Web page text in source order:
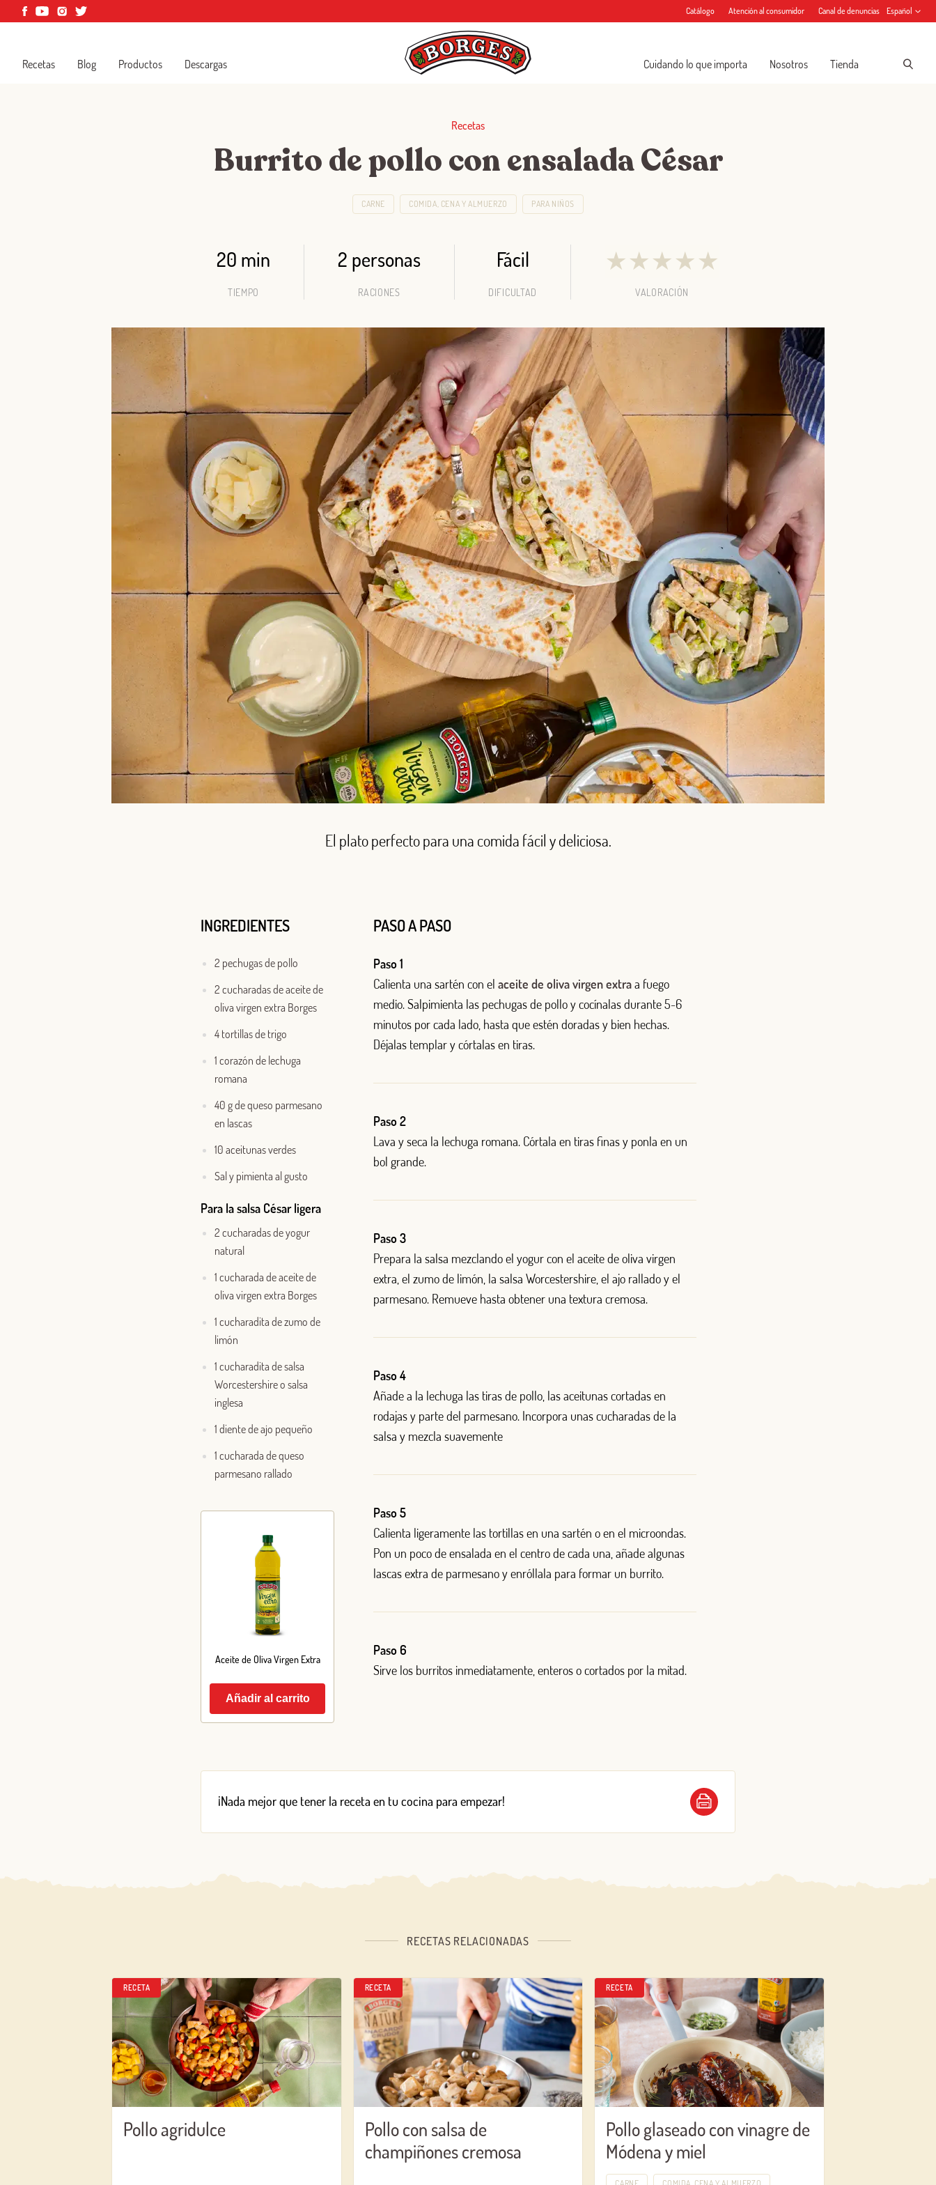
Catálogo Atención al consumidor Canal de denuncias Español
Recetas Blog Productos Descargas Cuidando lo que importa Nosotros Tienda
Recetas
Burrito de pollo con ensalada César
CARNE COMIDA, CENA Y ALMUERZO PARA NIÑOS
20 min
TIEMPO
2 personas
RACIONES
Fácil
DIFICULTAD
★★★★★
VALORACIÓN
El plato perfecto para una comida fácil y deliciosa.
INGREDIENTES
2 pechugas de pollo
2 cucharadas de aceite de
oliva virgen extra Borges
4 tortillas de trigo
1 corazón de lechuga
romana
40 g de queso parmesano
en lascas
10 aceitunas verdes
Sal y pimienta al gusto
Para la salsa César ligera
2 cucharadas de yogur
natural
1 cucharada de aceite de
oliva virgen extra Borges
1 cucharadita de zumo de
limón
1 cucharadita de salsa
Worcestershire o salsa
inglesa
1 diente de ajo pequeño
1 cucharada de queso
parmesano rallado
Aceite de Oliva Virgen Extra
Añadir al carrito
PASO A PASO
Paso 1
Calienta una sartén con el aceite de oliva virgen extraa fuego
medio. Salpimienta las pechugas de pollo y cocínalas durante 5-6
minutos por cada lado, hasta que estén doradas y bien hechas.
Déjalas templar y córtalas en tiras.
Paso 2
Lava y seca la lechuga romana. Córtala en tiras finas y ponla en un
bol grande.
Paso 3
Prepara la salsa mezclando el yogur con el aceite de oliva virgen
extra, el zumo de limón, la salsa Worcestershire, el ajo rallado y el
parmesano. Remueve hasta obtener una textura cremosa.
Paso 4
Añade a la lechuga las tiras de pollo, las aceitunas cortadas en
rodajas y parte del parmesano. Incorpora unas cucharadas de la
salsa y mezcla suavemente
Paso 5
Calienta ligeramente las tortillas en una sartén o en el microondas.
Pon un poco de ensalada en el centro de cada una, añade algunas
lascas extra de parmesano y enróllala para formar un burrito.
Paso 6
Sirve los burritos inmediatamente, enteros o cortados por la mitad.
¡Nada mejor que tener la receta en tu cocina para empezar!
RECETAS RELACIONADAS
RECETA
Pollo agridulce
RECETA
Pollo con salsa de
champiñones cremosa
RECETA
Pollo glaseado con vinagre de
Módena y miel
O CON TU DIRECCIÓN DE CORREO ELECTRÓNICO
Correo electrónico
Iniciar sesión
¿Aún no estás ya registrado en el Club Borges?